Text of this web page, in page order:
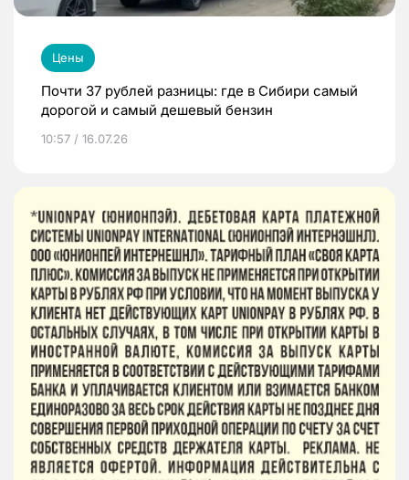
Цены
Почти 37 рублей разницы: где в Сибири самый
дорогой и самый дешевый бензин
10:57 / 16.07.26